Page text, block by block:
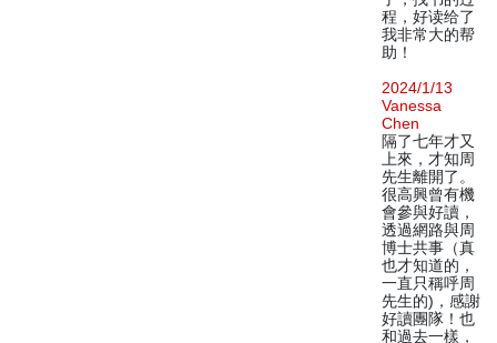
程，好读给了
我非常大的帮
助！
2024/1/13
Vanessa
Chen
隔了七年才又
上來，才知周
先生離開了。
很高興曾有機
會參與好讀，
透過網路與周
博士共事（真
也才知道的，
一直只稱呼周
先生的)，感謝
好讀團隊！也
和過去一樣，